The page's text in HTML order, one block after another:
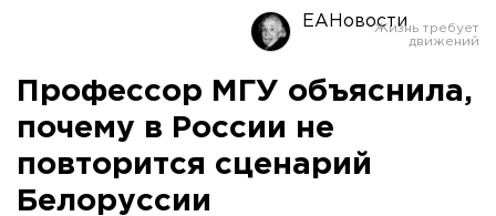
Оренбург
ЕАНовости
Профессор МГУ объяснила,
почему в России не
повторится сценарий
Белоруссии